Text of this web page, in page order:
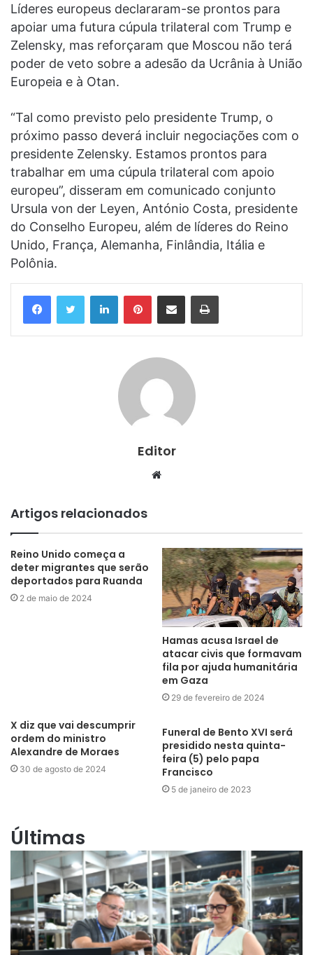
Líderes europeus declararam-se prontos para
apoiar uma futura cúpula trilateral com Trump e
Zelensky, mas reforçaram que Moscou não terá
poder de veto sobre a adesão da Ucrânia à União
Europeia e à Otan.
“Tal como previsto pelo presidente Trump, o
próximo passo deverá incluir negociações com o
presidente Zelensky. Estamos prontos para
trabalhar em uma cúpula trilateral com apoio
europeu”, disseram em comunicado conjunto
Ursula von der Leyen, António Costa, presidente
do Conselho Europeu, além de líderes do Reino
Unido, França, Alemanha, Finlândia, Itália e
Polônia.
LinkedinPinterestCompartilhar via e-mail Imprimir
Editor
Website
Artigos relacionados
Reino Unido começa a
deter migrantes que serão
deportados para Ruanda
2 de maio de 2024
Hamas acusa Israel de
atacar civis que formavam
fila por ajuda humanitária
em Gaza
29 de fevereiro de 2024
X diz que vai descumprir
ordem do ministro
Alexandre de Moraes
30 de agosto de 2024
Funeral de Bento XVI será
presidido nesta quinta-
feira (5) pelo papa
Francisco
5 de janeiro de 2023
Últimas